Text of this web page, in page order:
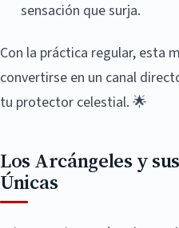
sensación que surja.
Con la práctica regular, esta
convertirse en un canal
tu protector celestial. 🌟
Los Arcángeles y
Únicas